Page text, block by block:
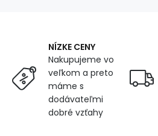
cm
NÍZKE CENY
Nakupujeme vo
veľkom a preto
máme s
dodávateľmi
dobré vzťahy